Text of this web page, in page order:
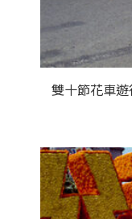
雙十節花車